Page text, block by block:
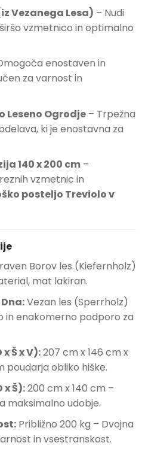
Vezanega Lesa) – Nudi
vzmetnico in optimalno
enostaven in
za varnost in
Leseno Ogrodje– Trpežna
ki je enostavna za
140 x 200 cm–
vzmetnic in
posteljo Treviolo v
Borov les (Kiefernholz)
mat lakiran.
Vezan les (Sperrholz)
in enakomerno podporo za
Š x V):207 cm x 146 cm x
poudarja obliko hiške.
x Š):200 cm x 140 cm –
maksimalno udobje.
Približno 200 kg – Dvojna
in vsestranskost.